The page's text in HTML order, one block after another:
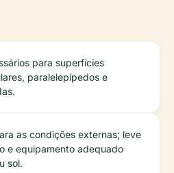
para superfícies
paralelepípedos e
as condições externas; leve
e equipamento adequado
sol.